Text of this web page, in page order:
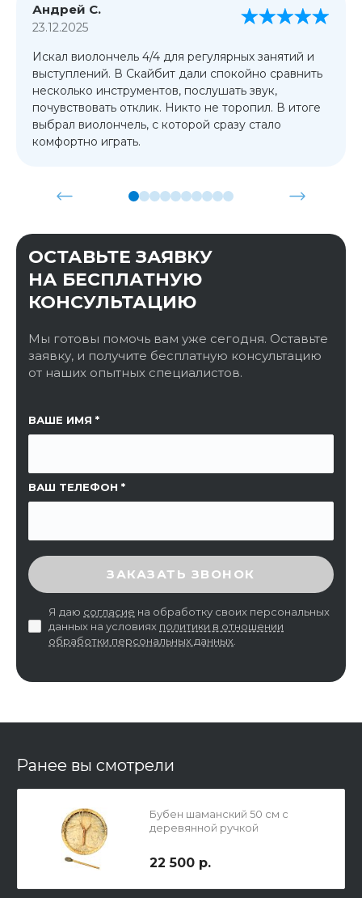
Андрей С.
23.12.2025
Искал виолончель 4/4 для регулярных занятий и
выступлений. В Скайбит дали спокойно сравнить
несколько инструментов, послушать звук,
почувствовать отклик. Никто не торопил. В итоге
выбрал виолончель, с которой сразу стало
комфортно играть.
ОСТАВЬТЕ ЗАЯВКУ
НА БЕСПЛАТНУЮ
КОНСУЛЬТАЦИЮ
Мы готовы помочь вам уже сегодня. Оставьте
заявку, и получите бесплатную консультацию
от наших опытных специалистов.
ВАШЕ ИМЯ
ВАШ ТЕЛЕФОН
ССЫЛКА НА СТРАНИЦУ
ВВЕДИТЕ ПРОВЕРОЧНЫЙ КОД
ЗАКАЗАТЬ ЗВОНОК
Я даю согласие на обработку своих персональных
данных на условиях политики в отношении
обработки персональных данных
Ранее вы смотрели
Бубен шаманский 50 см с
деревянной ручкой
22 500 р.